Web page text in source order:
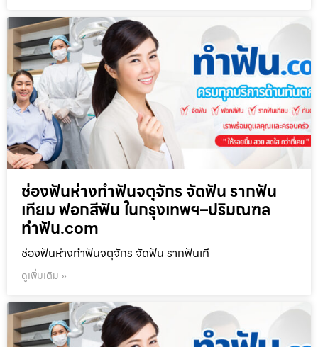
ช่องฟันห่างทำฟันจตุจักร จัดฟัน รากฟัน
เทียม ฟอกสีฟัน ในกรุงเทพฯ–ปริมณฑล
ทำฟัน.com
ช่องฟันห่างทำฟันจตุจักร จัดฟัน รากฟันเที
ดูเพิ่มเติม »